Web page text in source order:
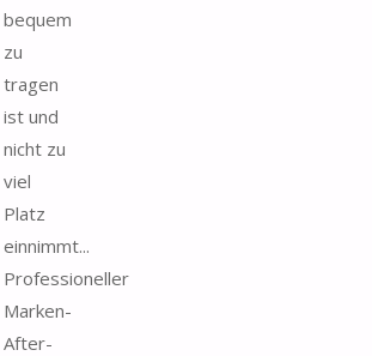
bequem
zu
tragen
ist und
nicht zu
viel
Platz
einnimmt...
Professioneller
Marken-
After-